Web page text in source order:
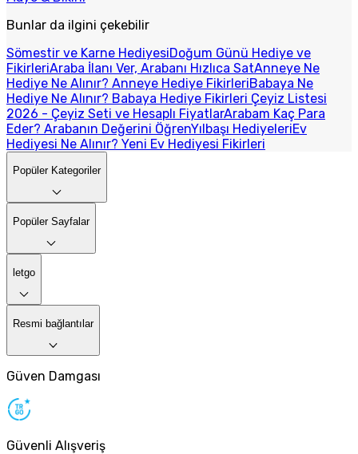
Bunlar da ilgini çekebilir
Sömestir ve Karne HediyesiDoğum Günü Hediye ve
FikirleriAraba İlanı Ver, Arabanı Hızlıca SatAnneye Ne
Hediye Ne Alınır? Anneye Hediye FikirleriBabaya Ne
Hediye Ne Alınır? Babaya Hediye Fikirleri Çeyiz Listesi
2026 - Çeyiz Seti ve Hesaplı FiyatlarArabam Kaç Para
Eder? Arabanın Değerini ÖğrenYılbaşı HediyeleriEv
Hediyesi Ne Alınır? Yeni Ev Hediyesi Fikirleri
Popüler Kategoriler
Popüler Sayfalar
letgo
Resmi bağlantılar
Güven Damgası
Güvenli Alışveriş